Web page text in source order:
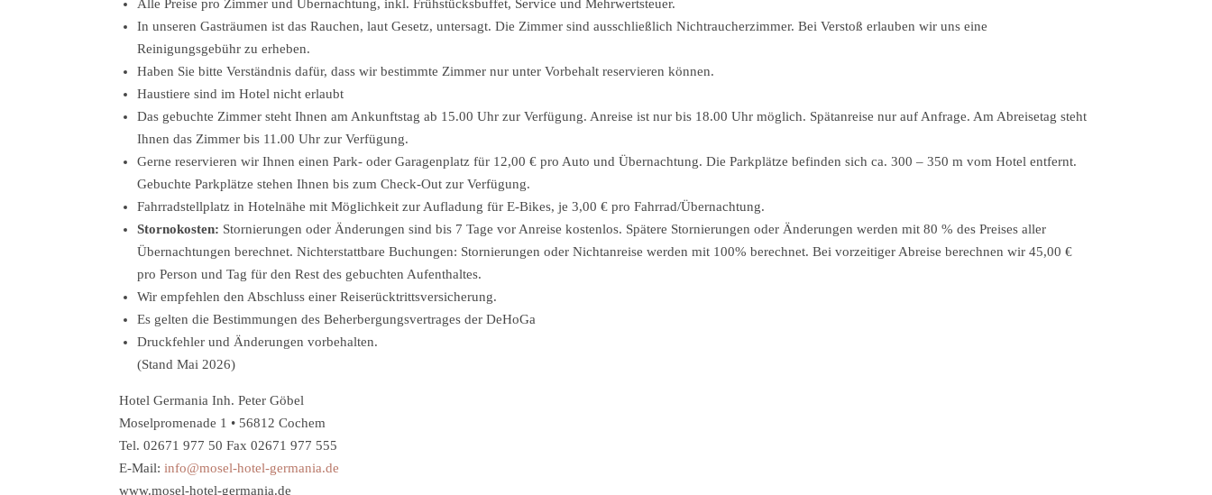
Alle Preise pro Zimmer und Übernachtung, inkl. Frühstücksbuffet, Service und Mehrwertsteuer.
In unseren Gasträumen ist das Rauchen, laut Gesetz, untersagt. Die Zimmer sind ausschließlich Nichtraucherzimmer. Bei Verstoß erlauben wir uns eine
Reinigungsgebühr zu erheben.
Haben Sie bitte Verständnis dafür, dass wir bestimmte Zimmer nur unter Vorbehalt reservieren können.
Haustiere sind im Hotel nicht erlaubt
Das gebuchte Zimmer steht Ihnen am Ankunftstag ab 15.00 Uhr zur Verfügung. Anreise ist nur bis 18.00 Uhr möglich. Spätanreise nur auf Anfrage. Am Abreisetag steht
Ihnen das Zimmer bis 11.00 Uhr zur Verfügung.
Gerne reservieren wir Ihnen einen Park- oder Garagenplatz für 12,00 € pro Auto und Übernachtung. Die Parkplätze befinden sich ca. 300 – 350 m vom Hotel entfernt.
Gebuchte Parkplätze stehen Ihnen bis zum Check-Out zur Verfügung.
Fahrradstellplatz in Hotelnähe mit Möglichkeit zur Aufladung für E-Bikes, je 3,00 € pro Fahrrad/Übernachtung.
Stornokosten: Stornierungen oder Änderungen sind bis 7 Tage vor Anreise kostenlos. Spätere Stornierungen oder Änderungen werden mit 80 % des Preises aller
Übernachtungen berechnet. Nichterstattbare Buchungen: Stornierungen oder Nichtanreise werden mit 100% berechnet. Bei vorzeitiger Abreise berechnen wir 45,00 €
pro Person und Tag für den Rest des gebuchten Aufenthaltes.
Wir empfehlen den Abschluss einer Reiserücktrittsversicherung.
Es gelten die Bestimmungen des Beherbergungsvertrages der DeHoGa
Druckfehler und Änderungen vorbehalten.
(Stand Mai 2026)
Hotel Germania Inh. Peter Göbel
Moselpromenade 1 • 56812 Cochem
Tel. 02671 977 50 Fax 02671 977 555
E-Mail: info@mosel-hotel-germania.de
www.mosel-hotel-germania.de